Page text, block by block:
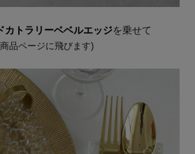
トラリーベベルエッジを乗せて
品ページに飛びます)